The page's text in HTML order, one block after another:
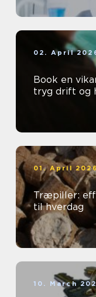
02. April
Book en
tryg drift og
01. April
Træpiller:
til hverdag
10. March